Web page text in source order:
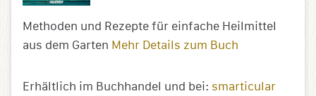
Methoden und Rezepte für einfache Heilmittel
aus dem Garten Mehr Details zum Buch
Erhältlich im Buchhandel und bei: smarticular